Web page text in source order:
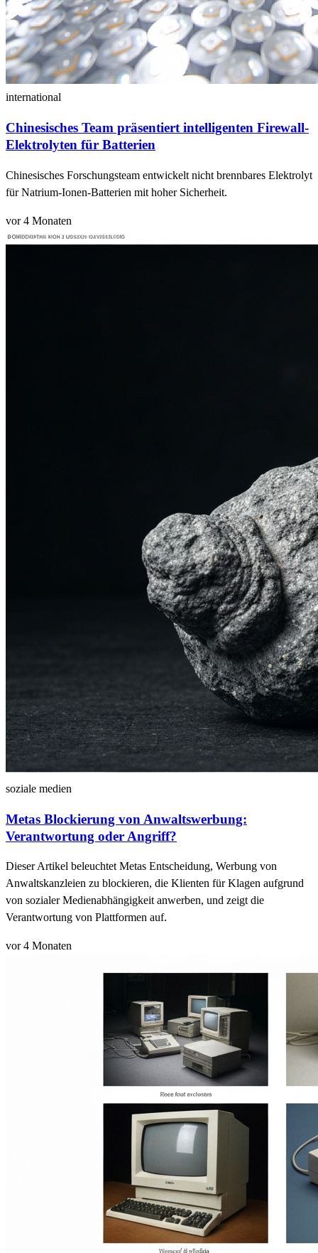
international
Chinesisches Team präsentiert intelligenten Firewall-
Elektrolyten für Batterien
Chinesisches Forschungsteam entwickelt nicht brennbares Elektrolyt
für Natrium-Ionen-Batterien mit hoher Sicherheit.
vor 4 Monaten
soziale medien
Metas Blockierung von Anwaltswerbung:
Verantwortung oder Angriff?
Dieser Artikel beleuchtet Metas Entscheidung, Werbung von
Anwaltskanzleien zu blockieren, die Klienten für Klagen aufgrund
von sozialer Medienabhängigkeit anwerben, und zeigt die
Verantwortung von Plattformen auf.
vor 4 Monaten